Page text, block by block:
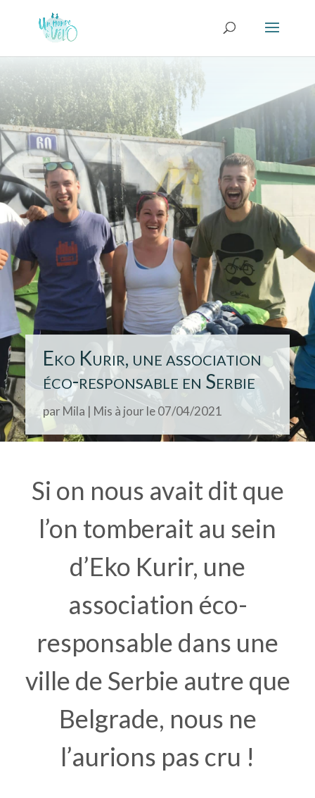
Eko Kurir, une association
éco-responsable en Serbie
parMila | Mis à jour le 07/04/2021
Si on nous avait dit que
l’on tomberait au sein
d’Eko Kurir, une
association éco-
responsable dans une
ville de Serbie autre que
Belgrade, nous ne
l’aurions pas cru !